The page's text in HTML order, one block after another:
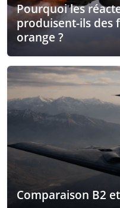
Pourquoi les
produisent-ils des
orange ?
Comparaison B2